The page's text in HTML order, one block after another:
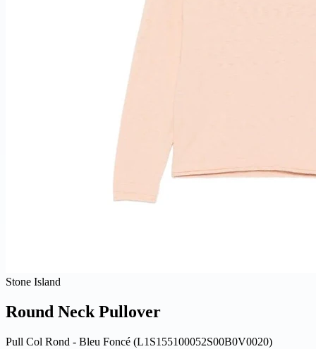
Stone Island
Round Neck Pullover
Pull Col Rond - Bleu Foncé (L1S155100052S00B0V0020)